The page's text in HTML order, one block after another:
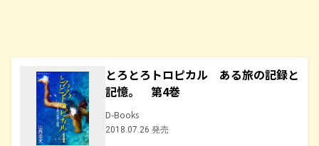
とろとろトロピカル ある旅の記録と
記憶。 第4巻
D-Books
2018.07.26 発売